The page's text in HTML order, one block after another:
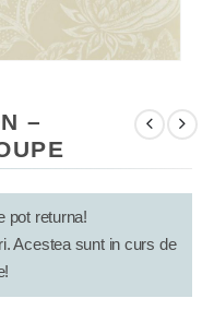
–
pot returna!
Acestea sunt in curs de